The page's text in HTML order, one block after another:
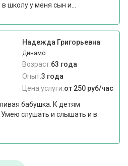
школу у меня сын и...
Надежда Григорьевна
Динамо
Возраст:63 года
Опыт:3 года
Цена услуги:от 250 руб/час
бабушка. К детям
слушать и слышать и в